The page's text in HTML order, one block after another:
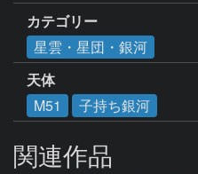
カテゴリー
星雲・星団・銀河
天体
M51
子持ち銀河
関連作品